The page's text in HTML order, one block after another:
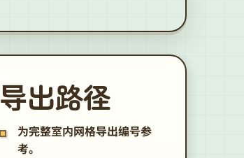
导出路径
为完整室内网格导出编号参
考。